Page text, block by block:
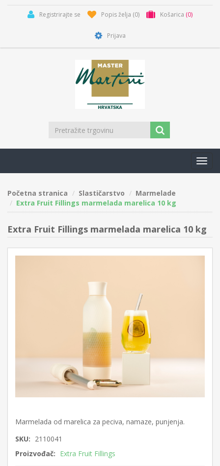
Registrirajte se Popis želja (0) Košarica (0)
Prijava
Početna stranica Slastičarstvo
Marmelade
Extra Fruit Fillings marmelada marelica 10 kg
Extra Fruit Fillings marmelada marelica 10 kg
Marmelada od marelica za peciva, namaze, punjenja.
SKU: 2110041
Proizvođač: Extra Fruit Fillings